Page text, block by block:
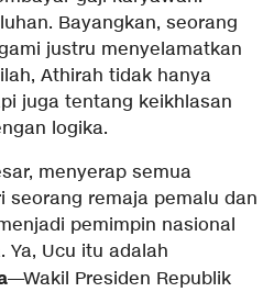
Bayangkan, seorang
justru menyelamatkan
Athirah tidak hanya
juga tentang keikhlasan
logika.
menyerap semua
seorang remaja pemalu dan
pemimpin nasional
Ya, Ucu itu adalah
—Wakil Presiden Republik